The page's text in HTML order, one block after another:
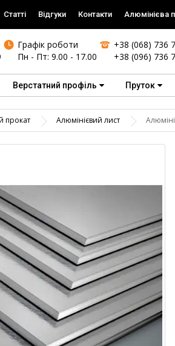
Статті Відгуки Контакти Алюмінієва
Графік роботи
Пн - Пт: 9.00 - 17.00
+38 (068) 736
+38 (096) 736
Верстатний профіль Пруток
прокат Алюмінієвий лист